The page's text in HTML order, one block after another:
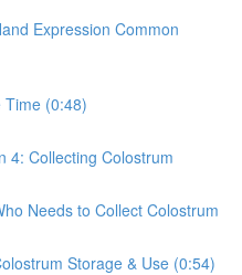
Expression Common
Time (0:48)
4: Collecting Colostrum
Needs to Collect Colostrum
Storage & Use (0:54)